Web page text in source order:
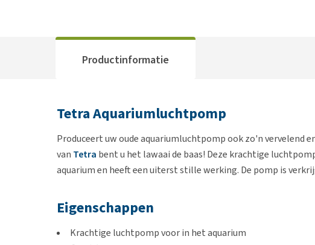
Productinformatie
Tetra Aquariumluchtpomp
Produceert uw oude aquariumluchtpomp ook zo'n vervelend
van Tetra bent u het lawaai de baas! Deze krachtige
aquarium en heeft een uiterst stille werking. De pomp is
Eigenschappen
Krachtige luchtpomp voor in het aquarium